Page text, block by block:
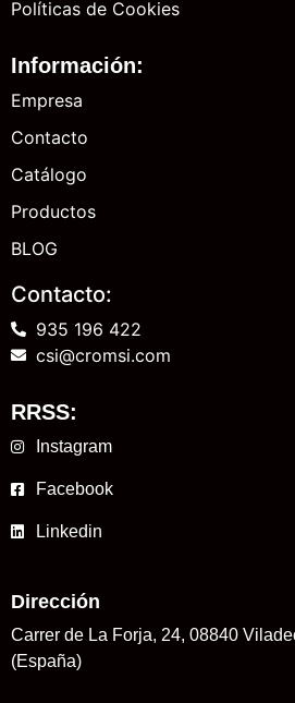
Políticas de Cookies
Información:
Empresa
Contacto
Catálogo
Productos
BLOG
Contacto:
935 196 422
csi@cromsi.com
RRSS:
Instagram
Facebook
Linkedin
Dirección
Carrer de La Forja, 24, 08840
(España)